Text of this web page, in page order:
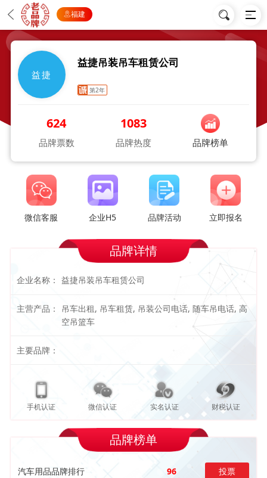
福建
益捷
益捷吊装吊车租赁公司
第2年
624
品牌票数
1083
品牌热度 品牌榜单
微信客服 企业H5 品牌活动 立即报名
品牌详情
企业名称： 益捷吊装吊车租赁公司
主营产品：
吊车出租, 吊车租赁, 吊装公司电话, 随车吊电话, 高
空吊篮车
主要品牌：
手机认证 微信认证 实名认证 财税认证
品牌榜单
汽车用品品牌排行 96 投票